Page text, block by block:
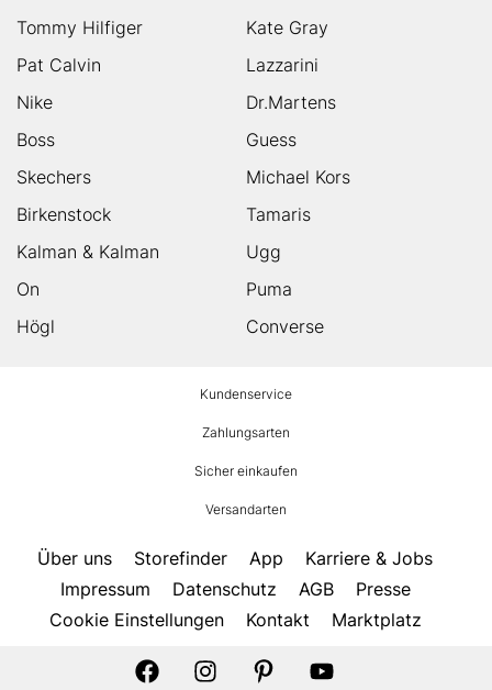
Tommy Hilfiger
Kate Gray
Pat Calvin
Lazzarini
Nike
Dr.Martens
Boss
Guess
Skechers
Michael Kors
Birkenstock
Tamaris
Kalman & Kalman
Ugg
On
Puma
Högl
Converse
Kundenservice
Zahlungsarten
Sicher einkaufen
Versandarten
Über uns Storefinder App
Karriere & Jobs
Impressum
Datenschutz AGB
Presse
Cookie Einstellungen
Kontakt Marktplatz